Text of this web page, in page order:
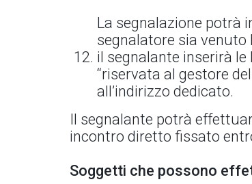
La segnalazione potrà
segnalatore sia
il segnalante inserirà
“riservata al gestore
all’indirizzo dedicato.
Il segnalante potrà
incontro diretto fissato
Soggetti che possono